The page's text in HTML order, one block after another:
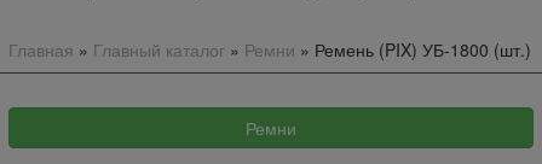
Главная » Главный каталог» Ремни » Ремень (PIX) УБ-1800 (шт.)